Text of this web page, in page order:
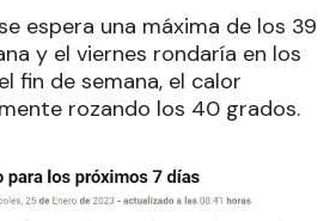
espera una máxima de los 39
y el viernes rondaría en los
fin de semana, el calor
rozando los 40 grados.